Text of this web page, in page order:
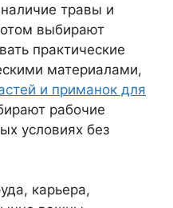
травы и
выбирают
практические
материалами,
и приманок для
рабочие
условиях без
карьера,